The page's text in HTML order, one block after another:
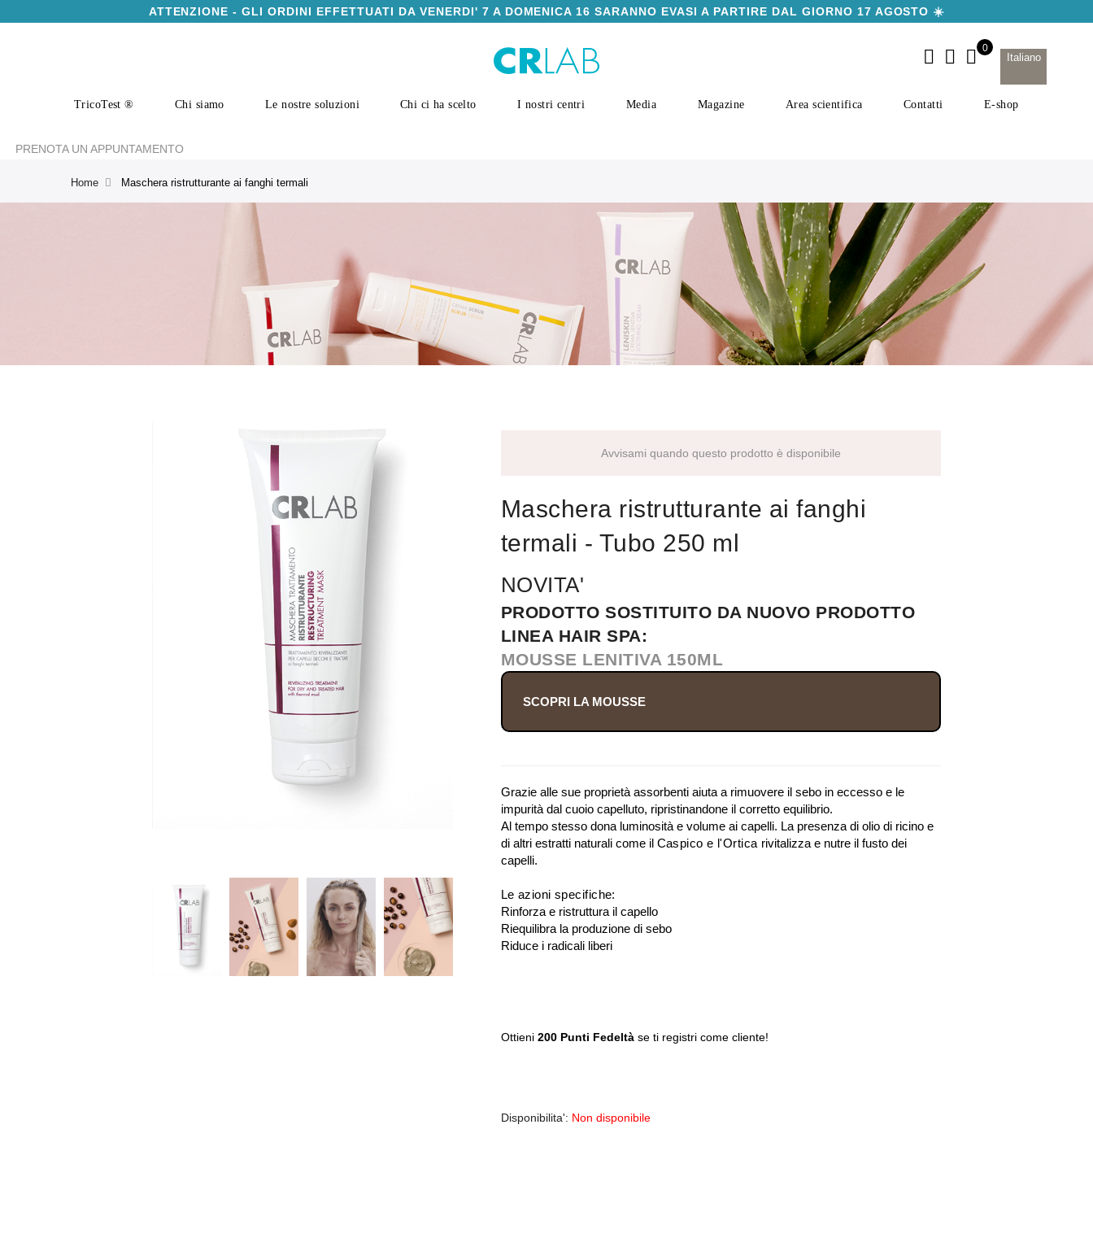
ATTENZIONE - GLI ORDINI EFFETTUATI DA VENERDI' 7 A DOMENICA 16 SARANNO EVASI A PARTIRE DAL GIORNO 17 AGOSTO ☀️
Italiano
TricoTest ® Chi siamo Le nostre soluzioni Chi ci ha scelto I nostri centri Media Magazine Area scientifica Contatti E-shop
PRENOTA UN APPUNTAMENTO
Home Maschera ristrutturante ai fanghi termali
Avvisami quando questo prodotto è disponibile
Maschera ristrutturante ai fanghi
termali - Tubo 250 ml
NOVITA'
PRODOTTO SOSTITUITO DA NUOVO PRODOTTO
LINEA HAIR SPA:
MOUSSE LENITIVA 150ML
SCOPRI LA MOUSSE
Grazie alle sue proprietà assorbenti aiuta a rimuovere il sebo in eccesso e le
impurità dal cuoio capelluto, ripristinandone il corretto equilibrio.
Al tempo stesso dona luminosità e volume ai capelli. La presenza di olio di ricino e
di altri estratti naturali come il Caspico e l'Ortica rivitalizza e nutre il fusto dei
capelli.
Le azioni specifiche:
Rinforza e ristruttura il capello
Riequilibra la produzione di sebo
Riduce i radicali liberi
Ottieni 200 Punti Fedeltà se ti registri come cliente!
Disponibilita': Non disponibile